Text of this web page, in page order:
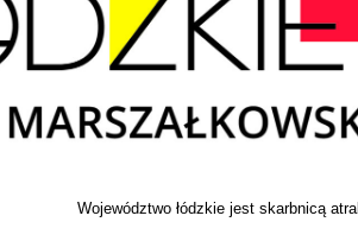
Województwo łódzkie jest skarbnicą